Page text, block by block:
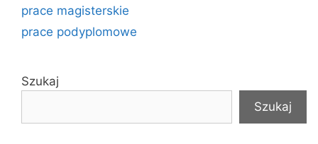
prace magisterskie
prace podyplomowe
Szukaj
Szukaj